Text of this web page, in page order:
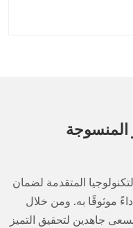
المنسوجة
المتقدمة لضمان
موثوقًا به. ومن خلال
نسعى جاهدين لتحقيق التميز